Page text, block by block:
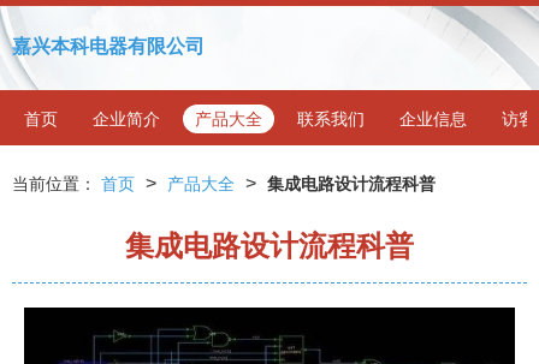
嘉兴本科电器有限公司
首页 企业简介 产品大全 联系我们 企业信息 访客
当前位置： 首页 > 产品大全 > 集成电路设计流程科普
集成电路设计流程科普